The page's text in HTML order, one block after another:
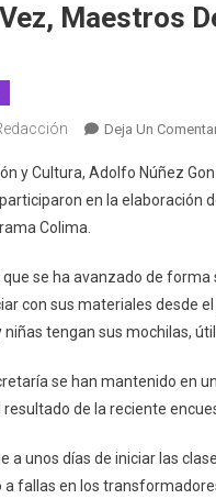
Maestros
Deja Un
y Cultura, Adolfo Núñez
en la elaboración
Colima.
se ha avanzado de
con sus materiales desde
tengan sus mochilas,
se han mantenido en
de la reciente
a unos días de iniciar las
fallas en los